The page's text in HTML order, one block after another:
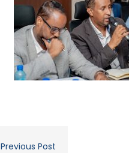
Previous Post